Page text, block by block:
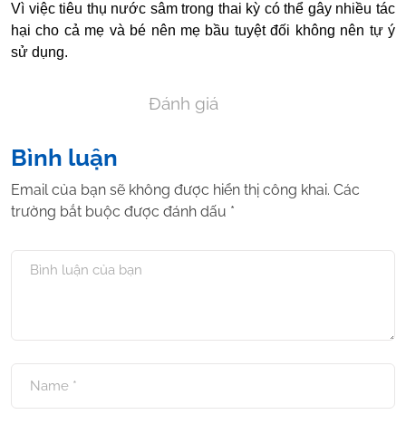
Vì việc tiêu thụ nước sâm trong thai kỳ có thể gây nhiều tác
hại cho cả mẹ và bé nên mẹ bầu tuyệt đối không nên tự ý
sử dụng.
Đánh giá
Bình luận
Email của bạn sẽ không được hiển thị công khai. Các
trường bắt buộc được đánh dấu *